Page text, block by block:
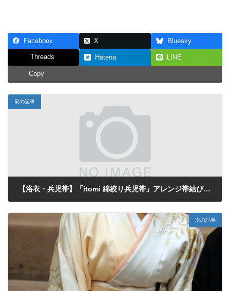
Facebook X Bluesky
Threads Hatena LINE
Copy
前の記事
【浴衣・兵児帯】「itomi 綿絞り兵児帯」アレンジ帯結びの動画 （by小春さん）
次の記事